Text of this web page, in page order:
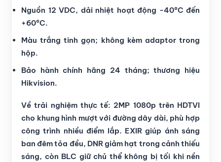
Nguồn 12 VDC, dải nhiệt hoạt động -40°C đến
+60°C.
Màu trắng tinh gọn; không kèm adaptor trong
hộp.
Bảo hành chính hãng 24 tháng; thương hiệu
Hikvision.
Về trải nghiệm thực tế: 2MP 1080p trên HDTVI
cho khung hình mượt với đường dây dài, phù hợp
công trình nhiều điểm lắp. EXIR giúp ánh sáng
ban đêm tỏa đều, DNR giảm hạt trong cảnh thiếu
sáng, còn BLC giữ chủ thể không bị tối khi nền